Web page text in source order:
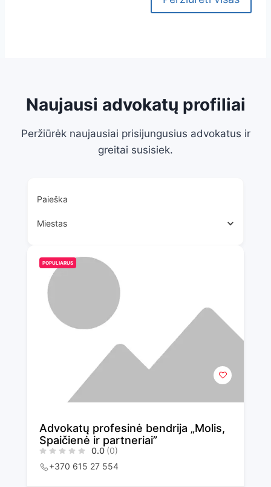
Naujausi advokatų profiliai
Peržiūrėk naujausiai prisijungusius advokatus ir
greitai susisiek.
Paieška
Miestas
POPULIARUS
Advokatų profesinė bendrija „Molis,
Spaičienė ir partneriai”
0.0 (0)
+370 615 27 554